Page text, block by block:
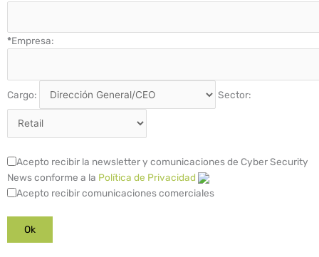
*Empresa:
Cargo: Sector:
Acepto recibir la newsletter y comunicaciones de Cyber Security
News conforme a la Política de Privacidad
Acepto recibir comunicaciones comerciales